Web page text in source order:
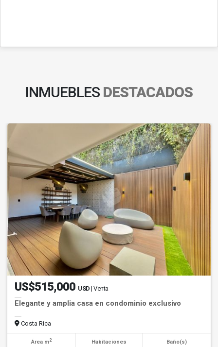
INMUEBLES DESTACADOS
US$515,000 USD | Venta
Elegante y amplia casa en condominio exclusivo
Costa Rica
Área m2 Habitaciones Baño(s)